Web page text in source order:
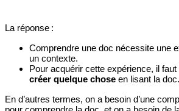
La réponse :
Comprendre une doc nécessite une
un contexte.
Pour acquérir cette expérience, il faut
créer quelque chose en lisant la doc.
En d’autres termes, on a besoin d’une